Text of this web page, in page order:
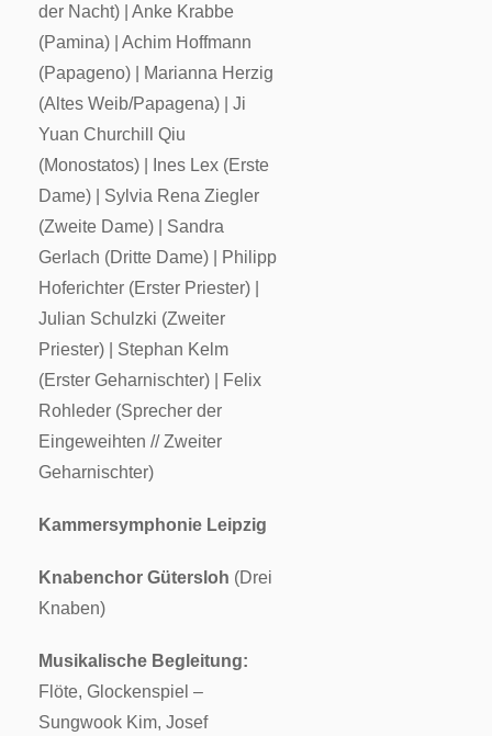
der Nacht) | Anke Krabbe
(Pamina) | Achim Hoffmann
(Papageno) | Marianna Herzig
(Altes Weib/Papagena) | Ji
Yuan Churchill Qiu
(Monostatos) | Ines Lex (Erste
Dame) | Sylvia Rena Ziegler
(Zweite Dame) | Sandra
Gerlach (Dritte Dame) | Philipp
Hoferichter (Erster Priester) |
Julian Schulzki (Zweiter
Priester) | Stephan Kelm
(Erster Geharnischter) | Felix
Rohleder (Sprecher der
Eingeweihten // Zweiter
Geharnischter)
Kammersymphonie Leipzig
Knabenchor Gütersloh (Drei
Knaben)
Musikalische Begleitung:
Flöte, Glockenspiel –
Sungwook Kim, Josef